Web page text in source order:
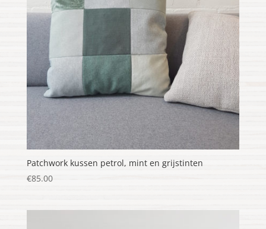
Patchwork kussen petrol, mint en grijstinten
€85.00